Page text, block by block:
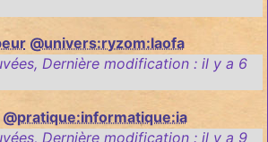
@univers:ryzom:laofa
, Dernière modification : il y a 6
@pratique:informatique:ia
, Dernière modification : il y a 9